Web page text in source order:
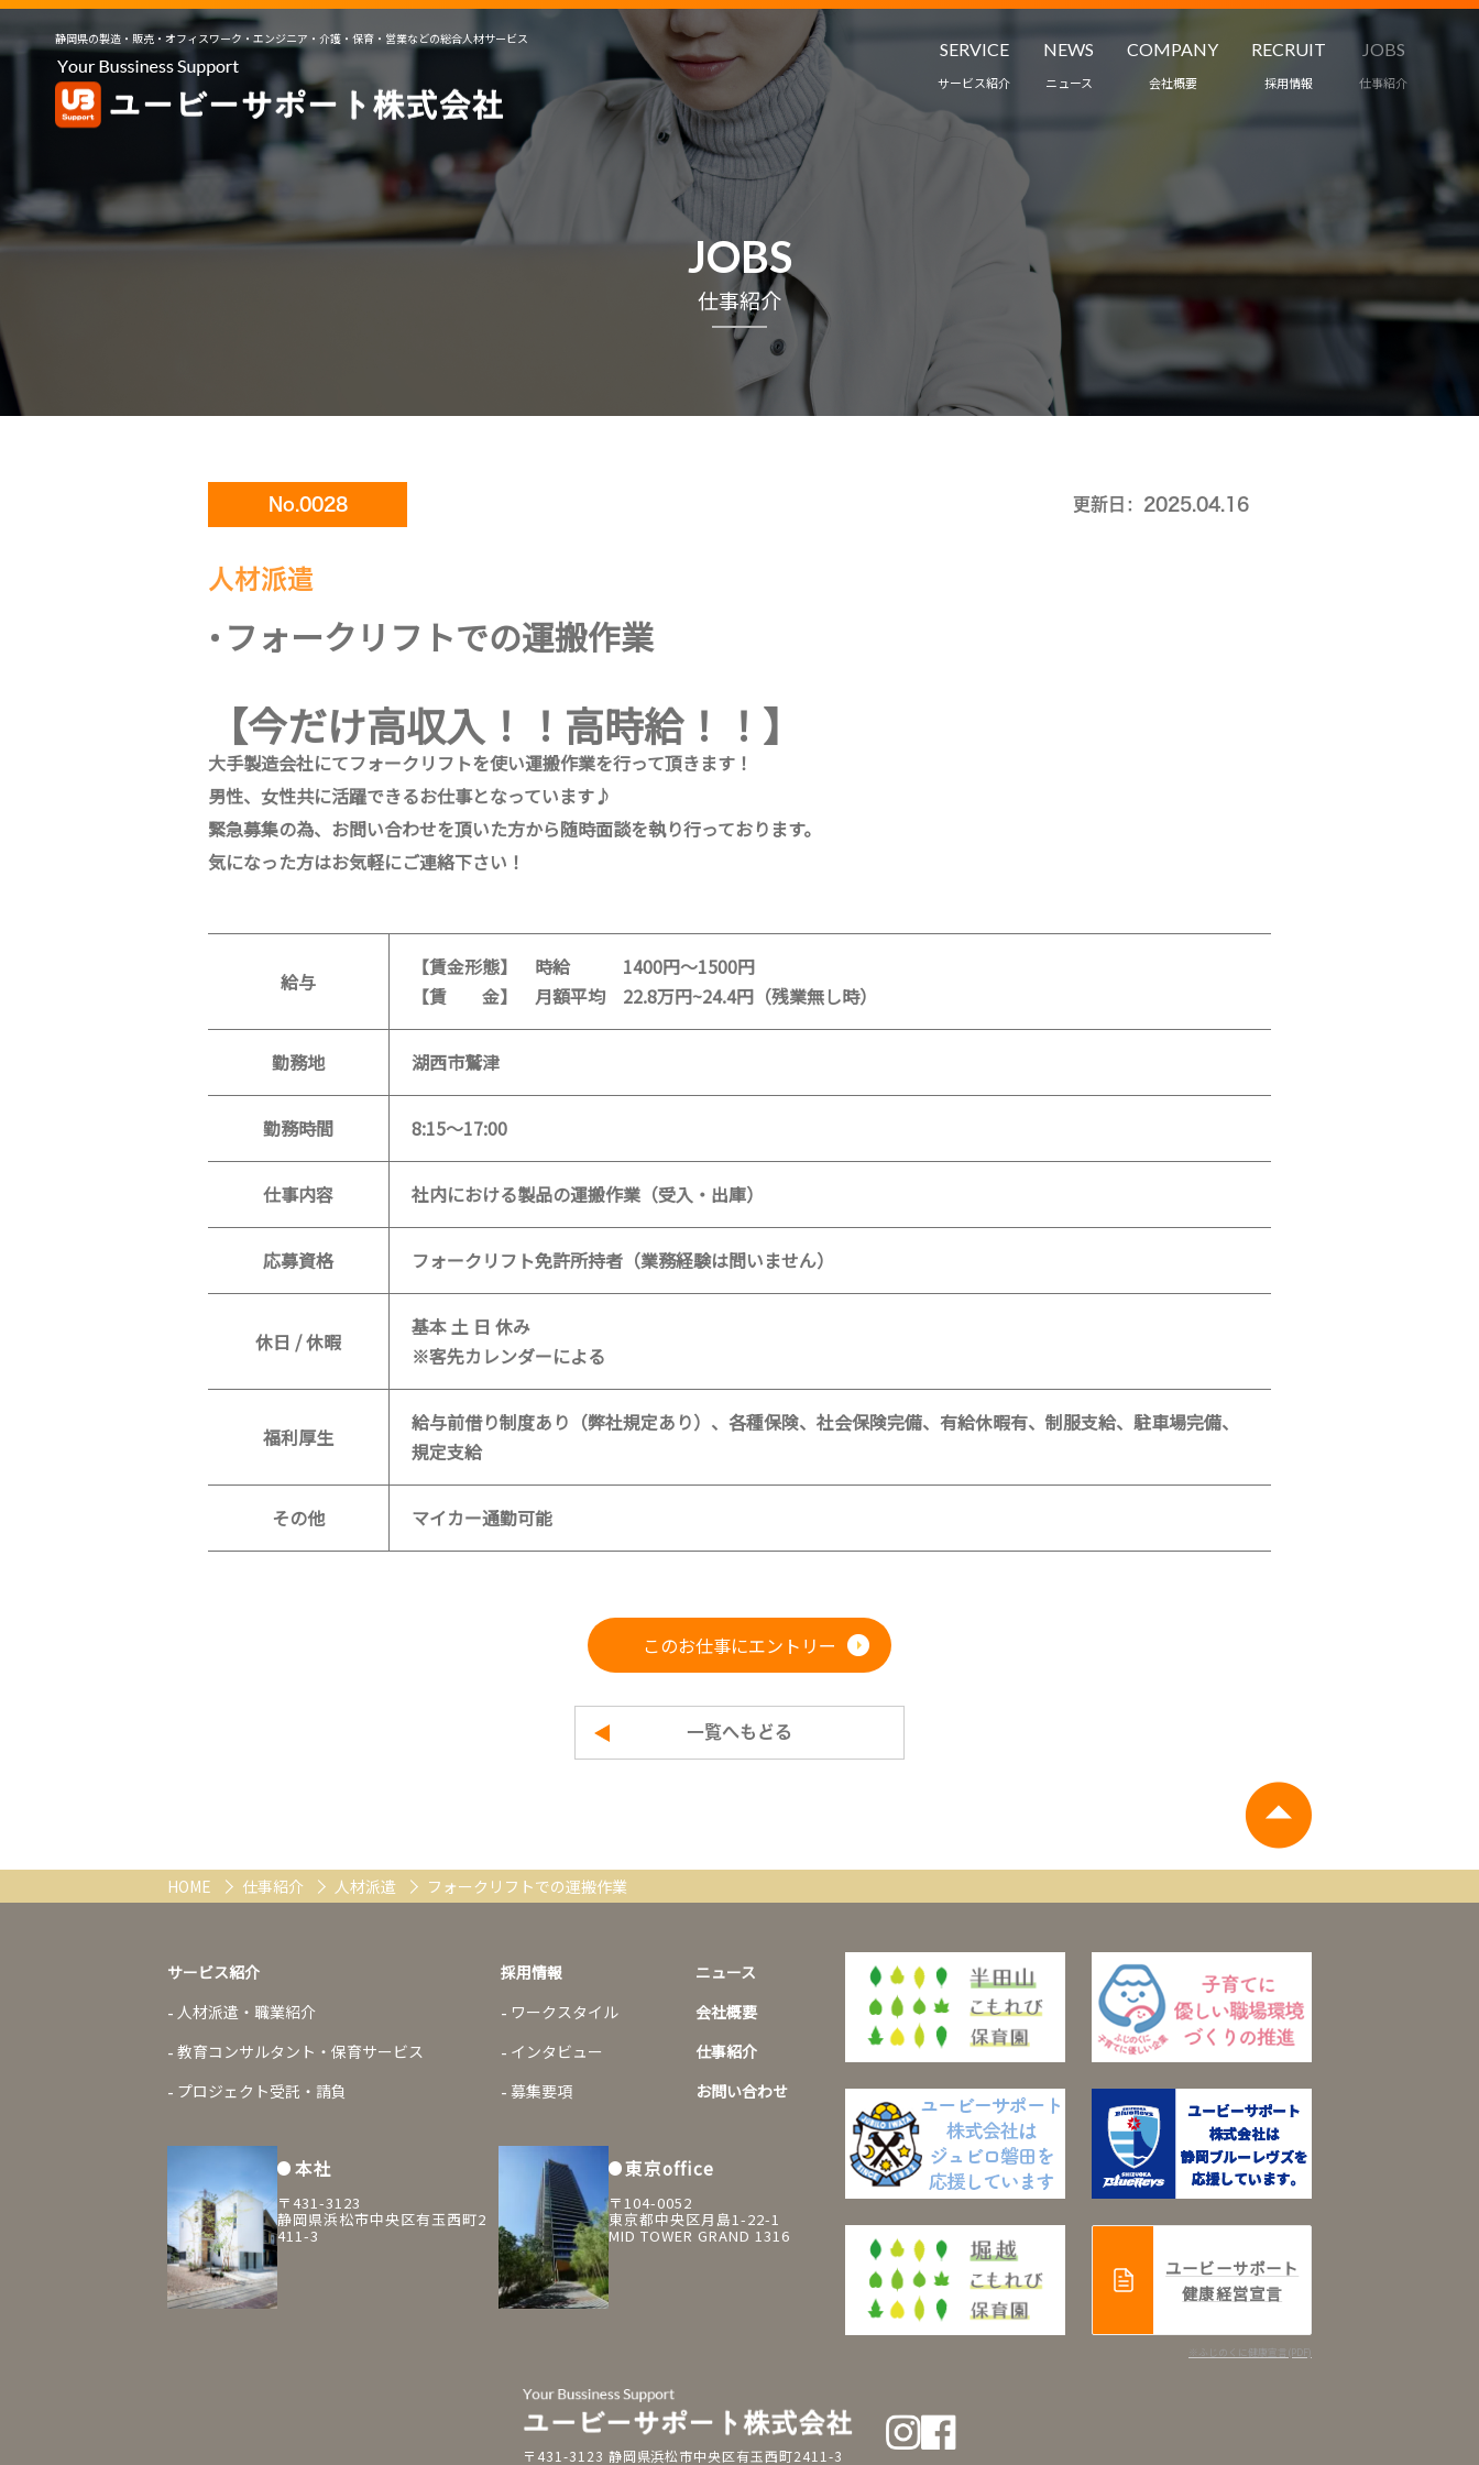
静岡県の製造・販売・オフィスワーク・エンジニア・介護・保育・営業などの総合人材サービス
SERVICE
サービス紹介
教育コンサルタント・保育
NEWS
ニュース
COMPANY
会社概要
RECRUIT
採用情報
インタビュー
募集要項
JOBS
仕事紹介
JOBS
仕事紹介
No.0028 更新日：2025.04.16
人材派遣
フォークリフトでの運搬作業
【今だけ高収入！！高時給！！】
大手製造会社にてフォークリフトを使い運搬作業を行って頂きます！
男性、女性共に活躍できるお仕事となっています♪
緊急募集の為、お問い合わせを頂いた方から随時面談を執り行っております。
気になった方はお気軽にご連絡下さい！
給与
【賃金形態】 時給 1400円～1500円
【賃 金】 月額平均 22.8万円~24.4円（残業無し時）
勤務地 湖西市鷲津
勤務時間 8:15～17:00
仕事内容 社内における製品の運搬作業（受入・出庫）
応募資格 フォークリフト免許所持者（業務経験は問いません）
休日 / 休暇
基本 土 日 休み
※客先カレンダーによる
福利厚生
給与前借り制度あり（弊社規定あり）、各種保険、社会保険完備、有給休暇有、制服支給、駐車場完備、
規定支給
その他 マイカー通勤可能
このお仕事にエントリー
一覧へもどる
HOME 仕事紹介 人材派遣 フォークリフトでの運搬作業
サービス紹介
人材派遣・職業紹介
教育コンサルタント・保育サービス
プロジェクト受託・請負
採用情報
ワークスタイル
インタビュー
募集要項
ニュース
会社概要
仕事紹介
お問い合わせ
本社
〒431-3123
静岡県浜松市中央区有玉西町2
411-3
東京office
〒104-0052
東京都中央区月島1-22-1
MID TOWER GRAND 1316
ユービーサポート
健康経営宣言
※ふじのくに健康宣言(PDF)
〒431-3123 静岡県浜松市中央区有玉西町2411-3